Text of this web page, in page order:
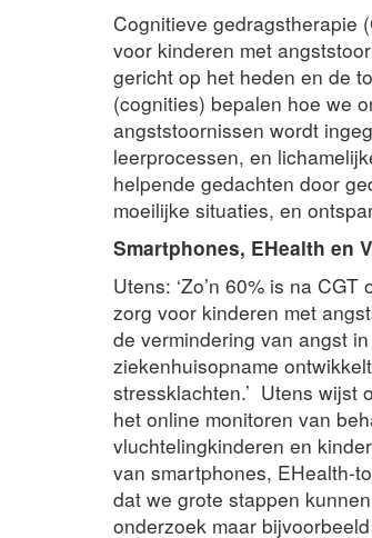
Cognitieve gedragstherapie
voor kinderen met
gericht op het heden en de
(cognities) bepalen hoe we
angststoornissen wordt
leerprocessen, en
helpende gedachten door
moeilijke situaties, en
Smartphones, EHealth en
Utens: ‘Zo’n 60% is na
zorg voor kinderen met
de vermindering van angst
ziekenhuisopname
stressklachten.’ Utens wijst
het online monitoren van
vluchtelingkinderen en
van smartphones, EHealth-
dat we grote stappen
onderzoek maar